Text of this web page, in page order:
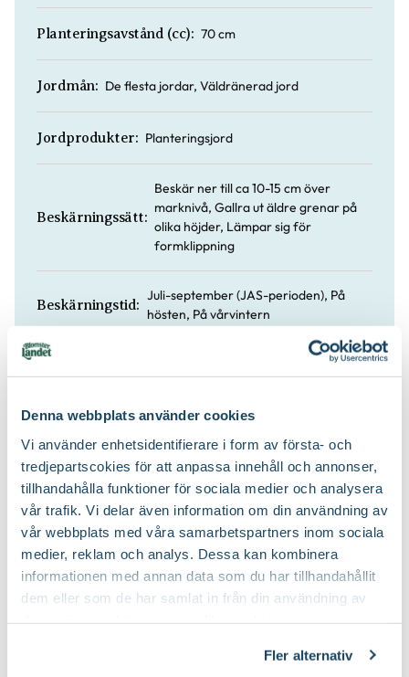
Denna webbplats använder cookies
Vi använder enhetsidentifierare i form av första- och
tredjepartscokies för att anpassa innehåll och annonser,
tillhandahålla funktioner för sociala medier och analysera
vår trafik. Vi delar även information om din användning av
vår webbplats med våra samarbetspartners inom sociala
medier, reklam och analys. Dessa kan kombinera
informationen med annan data som du har tillhandahållit
dem eller som de har samlat in från din användning av
Fler alternativ
Planteringsavstånd (cc): 70 cm
Jordmån: De flesta jordar, Väldränerad jord
Jordprodukter: Planteringsjord
Beskärningssätt:
Beskär ner till ca 10-15 cm över
marknivå, Gallra ut äldre grenar på
olika höjder, Lämpar sig för
formklippning
Beskärningstid:
Juli-september (JAS-perioden), På
hösten, På vårvintern
Blåsiga, öppna lägen, Stadsklimat
Köp till för ett lyckat resultat
2 för 170:-